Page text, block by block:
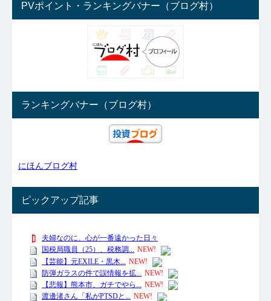
PVポイント・ランキングバナー（ブログ村）
ランキングバナー（ブログ村）
にほんブログ村
ピックアップ記事